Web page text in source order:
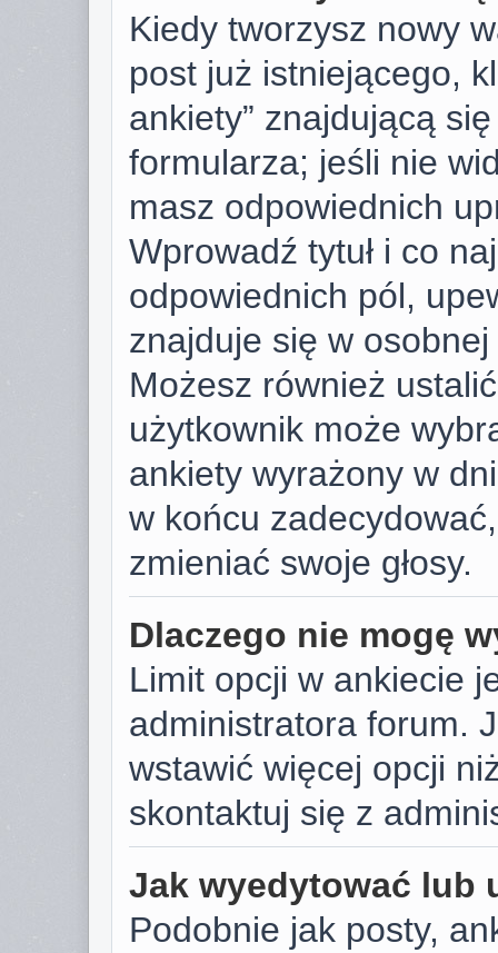
Kiedy tworzysz nowy
post już istniejącego,
ankiety” znajdującą
formularza; jeśli nie
masz odpowiednich
Wprowadź tytuł i co
odpowiednich pól,
znajduje się w
Możesz również
użytkownik może
ankiety wyrażony w
w końcu
zmieniać swoje głosy.
Dlaczego nie mogę
Limit opcji w ankiecie
administratora forum.
wstawić więcej opcji
skontaktuj się z
Jak wyedytować lub
Podobnie jak posty,